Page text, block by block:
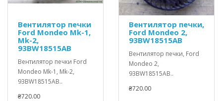
Вентилятор печки
Ford Mondeo Mk-1,
Mk-2,
93BW18515AB
Вентилятор печки Ford
Mondeo Mk-1, Mk-2,
93BW18515AB..
₴720.00
Вентилятор печки,
Ford Mondeo 2,
93BW18515AB
Вентилятор печки, Ford
Mondeo 2,
93BW18515AB..
₴720.00